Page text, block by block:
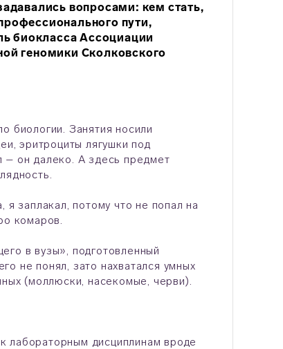
вопросами: кем стать,
пути,
биокласса Ассоциации
геномики Сколковского
биологии. Занятия носили
эритроциты лягушки под
– он далеко. А здесь предмет
заплакал, потому что не попал на
комаров.
в вузы», подготовленный
не понял, зато нахватался умных
(моллюски, насекомые, черви).
лабораторным дисциплинам вроде